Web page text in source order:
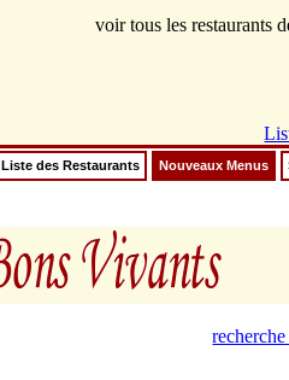
voir tous les restaurants
Liste des Restaurants Nouveaux Menus